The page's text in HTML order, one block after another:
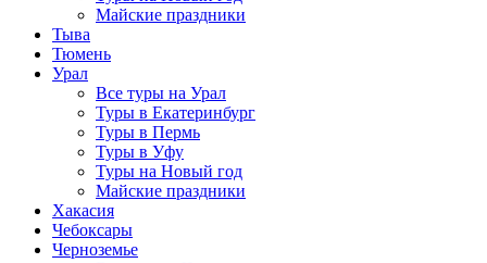
Майские праздники
Тыва
Тюмень
Урал
Все туры на Урал
Туры в Екатеринбург
Туры в Пермь
Туры в Уфу
Туры на Новый год
Майские праздники
Хакасия
Чебоксары
Черноземье